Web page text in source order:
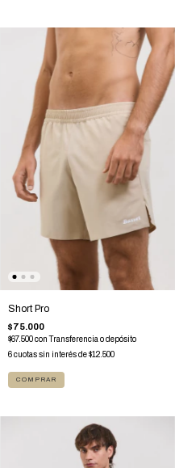
Short Pro
$75.000
$67.500con Transferencia o depósito
6cuotas sin interés de$12.500
COMPRAR